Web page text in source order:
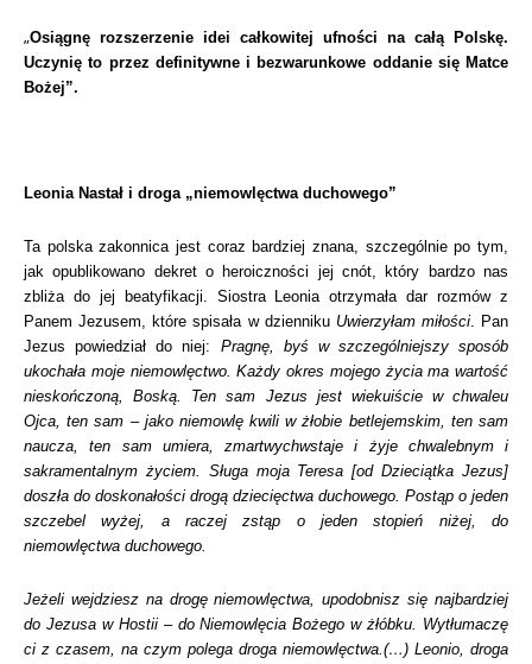
„Osiągnę rozszerzenie idei całkowitej ufności na całą Polskę.
Uczynię to przez definitywne i bezwarunkowe oddanie się Matce
Bożej”.
Leonia Nastał i droga „niemowlęctwa duchowego”
Ta polska zakonnica jest coraz bardziej znana, szczególnie po tym,
jak opublikowano dekret o heroiczności jej cnót, który bardzo nas
zbliża do jej beatyfikacji. Siostra Leonia otrzymała dar rozmów z
Panem Jezusem, które spisała w dzienniku Uwierzyłam miłości. Pan
Jezus powiedział do niej: Pragnę, byś w szczególniejszy sposób
ukochała moje niemowlęctwo. Każdy okres mojego życia ma wartość
nieskończoną, Boską. Ten sam Jezus jest wiekuiście w chwaleu
Ojca, ten sam – jako niemowlę kwili w żłobie betlejemskim, ten sam
naucza, ten sam umiera, zmartwychwstaje
i żyje chwalebnym i
sakramentalnym życiem. Sługa moja Teresa [od Dzieciątka Jezus]
doszła do doskonałości drogą dziecięctwa duchowego. Postąp o jeden
szczebel wyżej, a raczej zstąp o jeden stopień niżej, do
niemowlęctwa duchowego.
Jeżeli wejdziesz na drogę niemowlęctwa, upodobnisz się najbardziej
do Jezusa w Hostii – do Niemowlęcia Bożego w żłóbku. Wytłumaczę
ci z czasem, na czym polega droga niemowlęctwa.(…) Leonio, droga